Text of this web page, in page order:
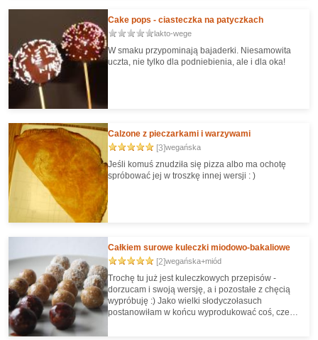
Cake pops - ciasteczka na patyczkach
lakto-wege
W smaku przypominają bajaderki. Niesamowita
uczta, nie tylko dla podniebienia, ale i dla oka!
Calzone z pieczarkami i warzywami
[3]wegańska
Jeśli komuś znudziła się pizza albo ma ochotę
spróbować jej w troszkę innej wersji : )
Całkiem surowe kuleczki miodowo-bakaliowe
[2]wegańska+miód
Trochę tu już jest kuleczkowych przepisów -
dorzucam i swoją wersję, a i pozostałe z chęcią
wypróbuję :) Jako wielki słodyczołasuch
postanowiłam w końcu wyprodukować coś, czego